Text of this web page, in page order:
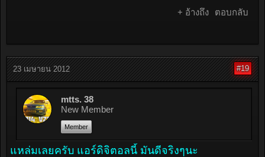
+ อ้างถึง ตอบกลับ
23 เมษายน 2012 #19
mtts. 38
New Member
Member
แหล่มเลยครับ แอร์ดิจิตอลนี้ มันดีจริงๆนะ